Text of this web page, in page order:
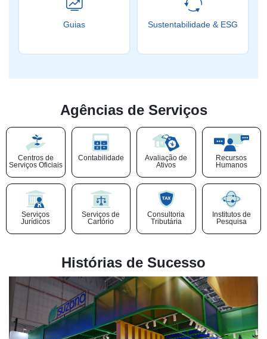
Guias Sustentabilidade & ESG
Agências de Serviços
Centros de
Serviços Oficiais
Contabilidade
Avaliação de
Ativos
Recursos
Humanos
Serviços
Jurídicos
Serviços de
Cartório
Consultoria
Tributária
Institutos de
Pesquisa
Histórias de Sucesso